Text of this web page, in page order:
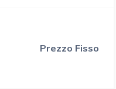
Prezzo Fisso